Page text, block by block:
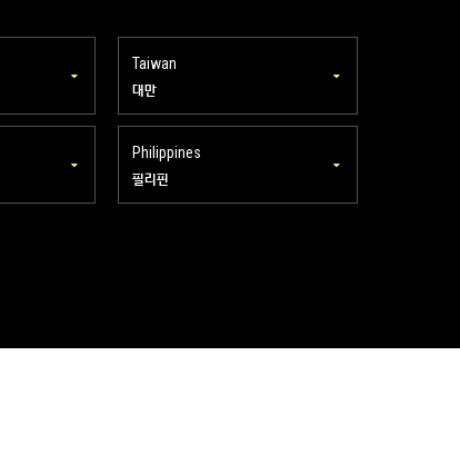
Taiwan
대만
Philippines
필리핀